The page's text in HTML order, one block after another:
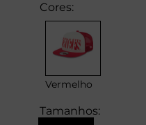
Cores:
Vermelho
Tamanhos: